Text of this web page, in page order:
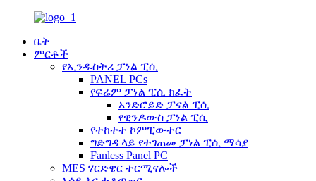
ቤት
ምርቶች
የኢንዱስትሪ ፓነል ፒሲ
PANEL PCs
የፍሬም ፓነል ፒሲ ክፈት
አንድሮይድ ፓናል ፒሲ
የዊንዶውስ ፓነል ፒሲ
የተከተተ ኮምፒውተር
ግድግዳ ላይ የተገጠመ ፓነል ፒሲ ማሳያ
Fanless Panel PC
MES ሃርድዌር ተርሚናሎች